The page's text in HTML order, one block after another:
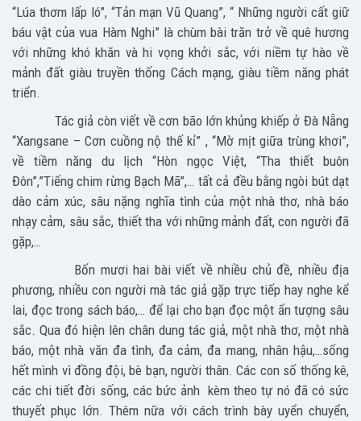
“Lúa thơm lấp ló”, “Tản mạn Vũ Quang”, “ Những người cất giữ
báu vật của vua Hàm Nghi” là chùm bài trăn trở về quê hương
với những khó khăn và hi vọng khởi sắc, với niềm tự hào về
mảnh đất giàu truyền thống Cách mạng, giàu tiềm năng phát
triển.
Tác giả còn viết về cơn bão lớn khủng khiếp ở Đà Nẵng
“Xangsane – Cơn cuồng nộ thế kỉ” , “Mờ mịt giữa trùng khơi”,
về tiềm năng du lịch “Hòn ngọc Việt, “Tha thiết buôn
Đôn”,”Tiếng chim rừng Bạch Mã”,… tất cả đều bằng ngòi bút dạt
dào cảm xúc, sâu nặng nghĩa tình của một nhà thơ, nhà báo
nhạy cảm, sâu sắc, thiết tha với những mảnh đất, con người đã
gặp,…
Bốn mươi hai bài viết về nhiều chủ đề, nhiều địa
phương, nhiều con người mà tác giả gặp trực tiếp hay nghe kể
lai, đọc trong sách báo,… để lại cho bạn đọc một ấn tượng sâu
sắc. Qua đó hiện lên chân dung tác giả, một nhà thơ, một nhà
báo, một nhà văn đa tình, đa cảm, đa mang, nhân hậu,…sống
hết mình vì đồng đội, bè bạn, người thân. Các con số thống kê,
các chi tiết đời sống, các bức ảnh kèm theo tự nó đã có sức
thuyết phục lớn. Thêm nữa với cách trình bày uyển chuyển,